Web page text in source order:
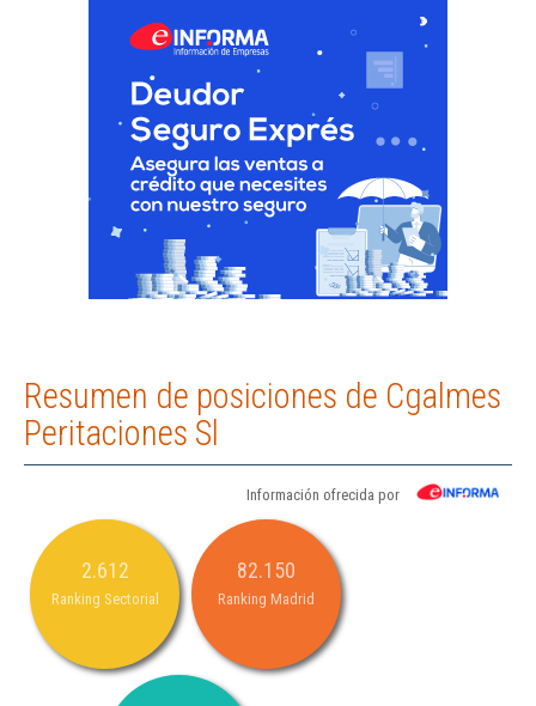
Resumen de posiciones de Cgalmes
Peritaciones Sl
Información ofrecida por
2.612
Ranking Sectorial
82.150
Ranking Madrid